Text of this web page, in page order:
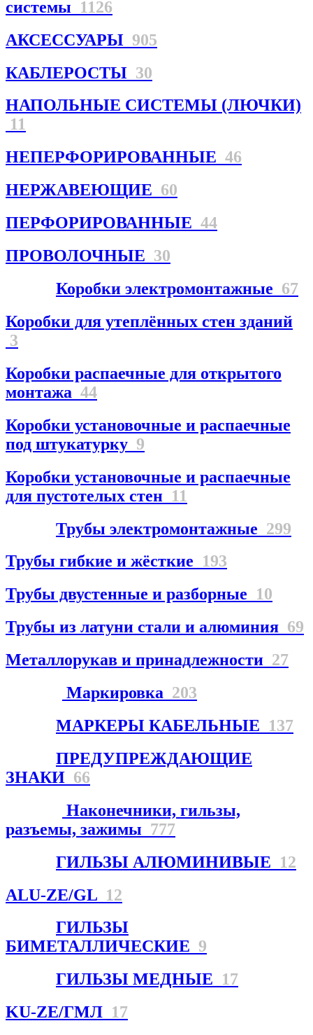
системы 1126
АКСЕССУАРЫ 905
КАБЛЕРОСТЫ 30
НАПОЛЬНЫЕ СИСТЕМЫ (ЛЮЧКИ)
11
НЕПЕРФОРИРОВАННЫЕ 46
НЕРЖАВЕЮЩИЕ 60
ПЕРФОРИРОВАННЫЕ 44
ПРОВОЛОЧНЫЕ 30
Коробки электромонтажные 67
Коробки для утеплённых стен зданий
3
Коробки распаечные для открытого
монтажа 44
Коробки установочные и распаечные
под штукатурку 9
Коробки установочные и распаечные
для пустотелых стен 11
Трубы электромонтажные 299
Трубы гибкие и жёсткие 193
Трубы двустенные и разборные 10
Трубы из латуни стали и алюминия 69
Металлорукав и принадлежности 27
Маркировка 203
МАРКЕРЫ КАБЕЛЬНЫЕ 137
ПРЕДУПРЕЖДАЮЩИЕ
ЗНАКИ 66
Наконечники, гильзы,
разъемы, зажимы 777
ГИЛЬЗЫ АЛЮМИНИВЫЕ 12
ALU-ZE/GL 12
ГИЛЬЗЫ
БИМЕТАЛЛИЧЕСКИЕ 9
ГИЛЬЗЫ МЕДНЫЕ 17
KU-ZE/ГМЛ 17